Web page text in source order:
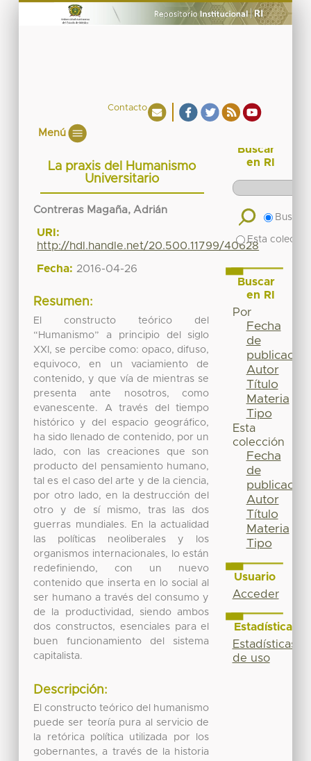
Contacto
Menú
La praxis del Humanismo
Universitario
Contreras Magaña, Adrián
URI:
http://hdl.handle.net/20.500.11799/40628
Fecha: 2016-04-26
Resumen:
El constructo teórico del
“Humanismo” a principio del siglo
XXI, se percibe como: opaco, difuso,
equivoco, en un vaciamiento de
contenido, y que vía de mientras se
presenta ante nosotros, como
evanescente. A través del tiempo
histórico y del espacio geográfico,
ha sido llenado de contenido, por un
lado, con las creaciones que son
producto del pensamiento humano,
tal es el caso del arte y de la ciencia,
por otro lado, en la destrucción del
otro y de sí mismo, tras las dos
guerras mundiales. En la actualidad
las políticas neoliberales y los
organismos internacionales, lo están
redefiniendo, con un nuevo
contenido que inserta en lo social al
ser humano a través del consumo y
de la productividad, siendo ambos
dos constructos, esenciales para el
buen funcionamiento del sistema
capitalista.
Descripción:
El constructo teórico del humanismo
puede ser teoría pura al servicio de
la retórica política utilizada por los
gobernantes, a través de la historia
Buscar
en RI
Buscar
Esta
Buscar
en RI
Por
Fecha
de
publicación
Autor
Título
Materia
Tipo
Esta
colección
Fecha
de
publicación
Autor
Título
Materia
Tipo
Usuario
Acceder
Estadísticas
Estadísticas
de uso